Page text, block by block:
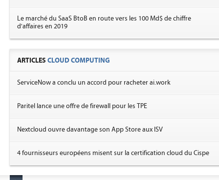
Le marché du SaaS BtoB en route vers les 100 Md$ de chiffre
d'affaires en 2019
ARTICLES CLOUD COMPUTING
ServiceNow a conclu un accord pour racheter ai.work
Paritel lance une offre de firewall pour les TPE
Nextcloud ouvre davantage son App Store aux ISV
4 fournisseurs européens misent sur la certification cloud du Cispe